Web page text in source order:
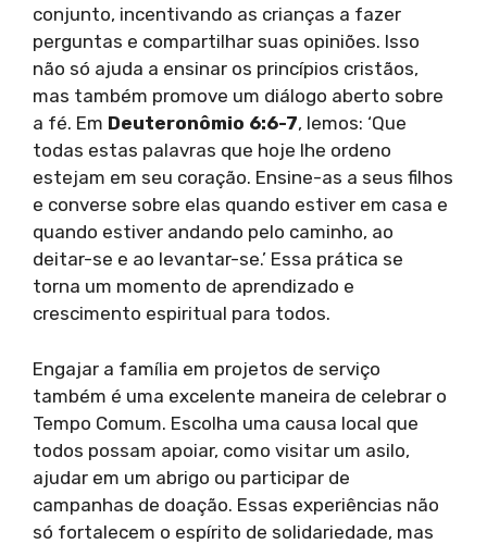
conjunto, incentivando as crianças a fazer
perguntas e compartilhar suas opiniões. Isso
não só ajuda a ensinar os princípios cristãos,
mas também promove um diálogo aberto sobre
a fé. Em Deuteronômio 6:6-7, lemos: ‘Que
todas estas palavras que hoje lhe ordeno
estejam em seu coração. Ensine-as a seus filhos
e converse sobre elas quando estiver em casa e
quando estiver andando pelo caminho, ao
deitar-se e ao levantar-se.’ Essa prática se
torna um momento de aprendizado e
crescimento espiritual para todos.
Engajar a família em projetos de serviço
também é uma excelente maneira de celebrar o
Tempo Comum. Escolha uma causa local que
todos possam apoiar, como visitar um asilo,
ajudar em um abrigo ou participar de
campanhas de doação. Essas experiências não
só fortalecem o espírito de solidariedade, mas